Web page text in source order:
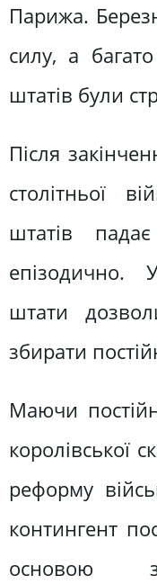
Парижа.
силу, а
штатів були
Після
столітньої
штатів
епізодично.
штати
збирати
Маючи
королівської
реформу
контингент
основою